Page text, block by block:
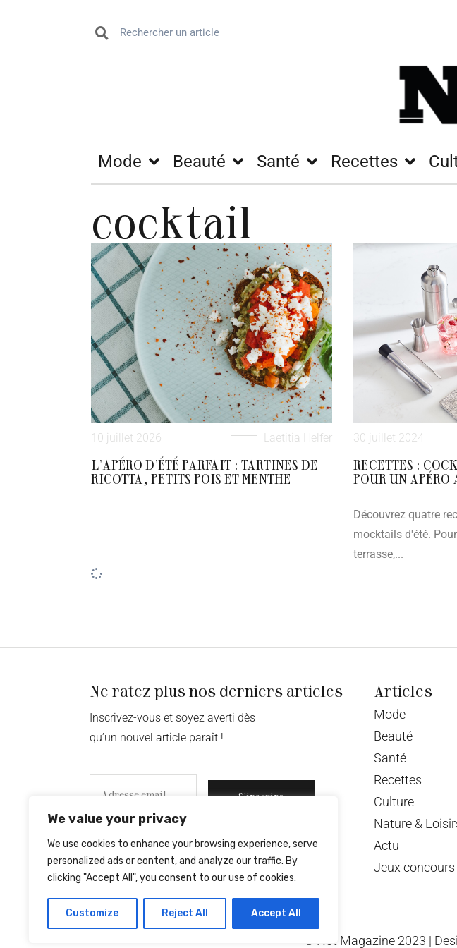
We value your privacy
We use cookies to enhance your browsing experience, serve
personalized ads or content, and analyze our traffic. By
clicking "Accept All", you consent to our use of cookies.
Customize Reject All Accept All
Mode Beauté Santé Recettes
cocktail
10 juillet 2026 Laetitia Helfer
L’APÉRO D’ÉTÉ PARFAIT : TARTINES DE
RICOTTA, PETITS POIS ET MENTHE
30 juillet 2024
RECETTES :
POUR UN APÉRO
Découvrez quatre
mocktails d'été.
terrasse,...
Ne ratez plus nos derniers articles
Inscrivez-vous et soyez averti dès
qu’un nouvel article paraît !
S’inscrire
Articles
Mode
Beauté
Santé
Recettes
Culture
Nature &
Actu
Jeux concours
© Not Magazine 2023 |